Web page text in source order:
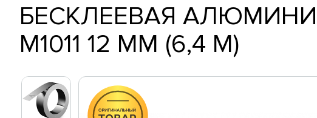
БЕСКЛЕЕВАЯ
M1011 12 ММ (6,4 М)